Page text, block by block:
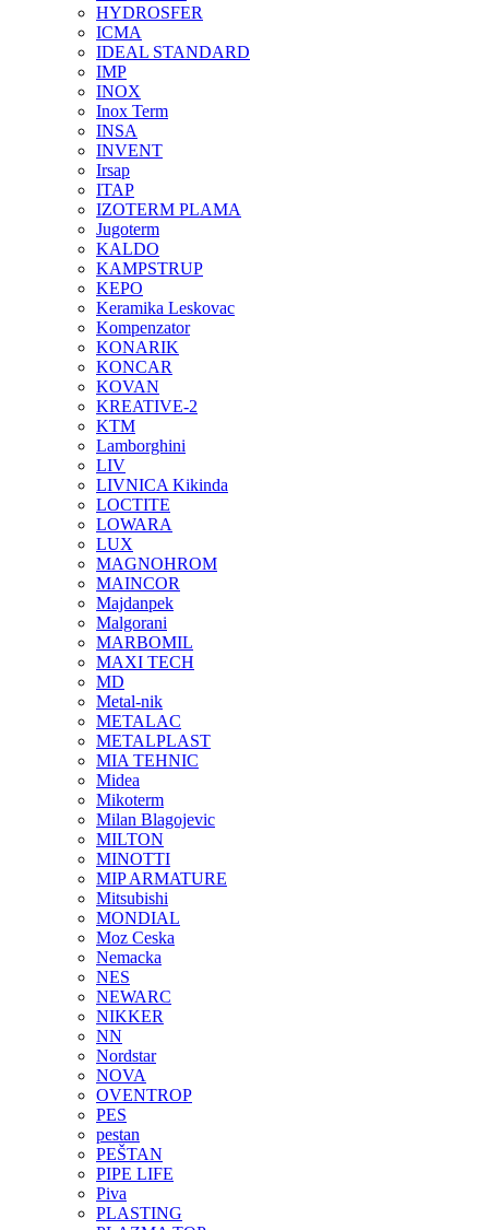
HYDROSFER
ICMA
IDEAL STANDARD
IMP
INOX
Inox Term
INSA
INVENT
Irsap
ITAP
IZOTERM PLAMA
Jugoterm
KALDO
KAMPSTRUP
KEPO
Keramika Leskovac
Kompenzator
KONARIK
KONCAR
KOVAN
KREATIVE-2
KTM
Lamborghini
LIV
LIVNICA Kikinda
LOCTITE
LOWARA
LUX
MAGNOHROM
MAINCOR
Majdanpek
Malgorani
MARBOMIL
MAXI TECH
MD
Metal-nik
METALAC
METALPLAST
MIA TEHNIC
Midea
Mikoterm
Milan Blagojevic
MILTON
MINOTTI
MIP ARMATURE
Mitsubishi
MONDIAL
Moz Ceska
Nemacka
NES
NEWARC
NIKKER
NN
Nordstar
NOVA
OVENTROP
PES
pestan
PEŠTAN
PIPE LIFE
Piva
PLASTING